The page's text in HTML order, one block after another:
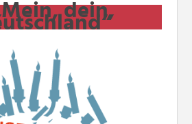
dein,